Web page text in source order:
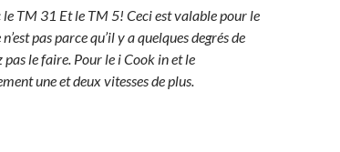
TM 31 Et le TM 5! Ceci est valable pour le
pas parce qu’il y a quelques degrés de
le faire. Pour le i Cook in et le
une et deux vitesses de plus.